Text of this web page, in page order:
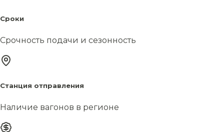
Сроки
Срочность подачи и сезонность
Станция отправления
Наличие вагонов в регионе